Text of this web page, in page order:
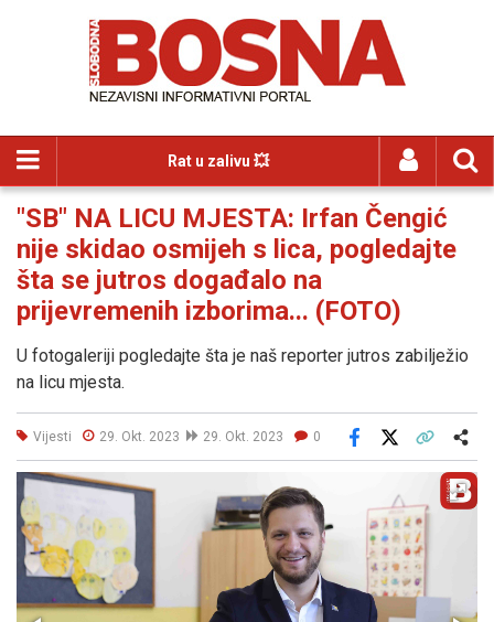
Rat u zalivu 💥
"SB" NA LICU MJESTA: Irfan Čengić
nije skidao osmijeh s lica, pogledajte
šta se jutros događalo na
prijevremenih izborima... (FOTO)
U fotogaleriji pogledajte šta je naš reporter jutros zabilježio
na licu mjesta.
Vijesti 29. Okt. 2023 29. Okt. 2023 0
Facebook